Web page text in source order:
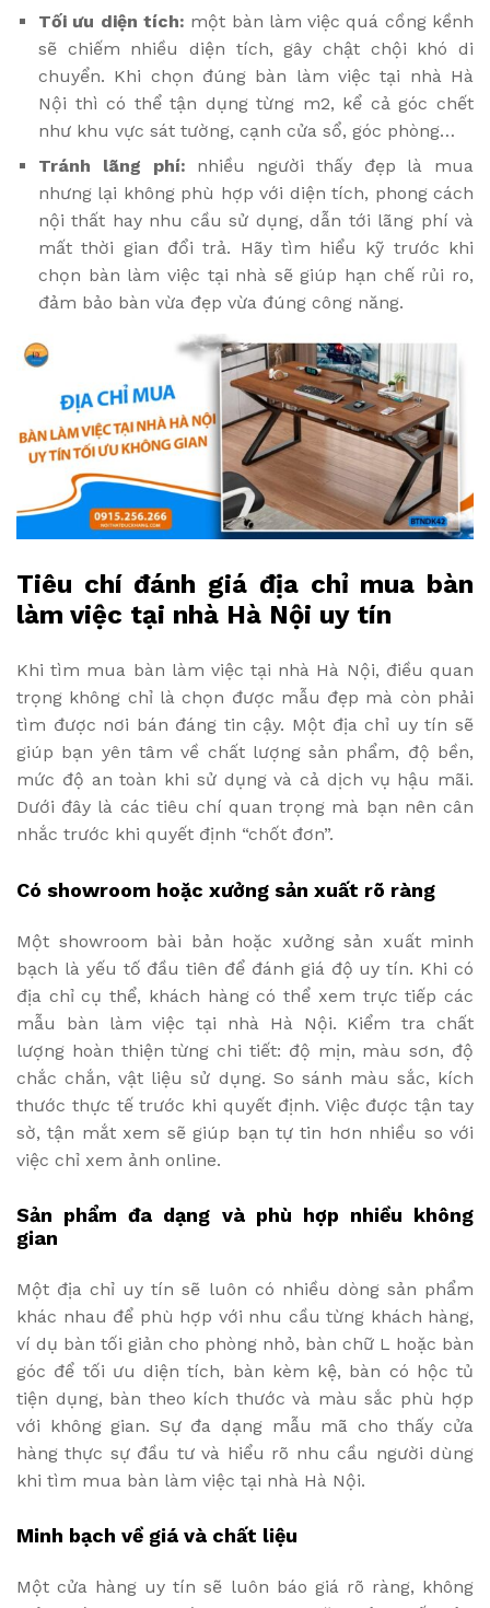
Tối ưu diện tích: một bàn làm việc quá cồng kềnh
sẽ chiếm nhiều diện tích, gây chật chội khó di
chuyển. Khi chọn đúng bàn làm việc tại nhà Hà
Nội thì có thể tận dụng từng m2, kể cả góc chết
như khu vực sát tường, cạnh cửa sổ, góc phòng…
Tránh lãng phí: nhiều người thấy đẹp là mua
nhưng lại không phù hợp với diện tích, phong cách
nội thất hay nhu cầu sử dụng, dẫn tới lãng phí và
mất thời gian đổi trả. Hãy tìm hiểu kỹ trước khi
chọn bàn làm việc tại nhà sẽ giúp hạn chế rủi ro,
đảm bảo bàn vừa đẹp vừa đúng công năng.
Tiêu chí đánh giá địa chỉ mua bàn
làm việc tại nhà Hà Nội uy tín
Khi tìm mua bàn làm việc tại nhà Hà Nội, điều quan
trọng không chỉ là chọn được mẫu đẹp mà còn phải
tìm được nơi bán đáng tin cậy. Một địa chỉ uy tín sẽ
giúp bạn yên tâm về chất lượng sản phẩm, độ bền,
mức độ an toàn khi sử dụng và cả dịch vụ hậu mãi.
Dưới đây là các tiêu chí quan trọng mà bạn nên cân
nhắc trước khi quyết định “chốt đơn”.
Có showroom hoặc xưởng sản xuất rõ ràng
Một showroom bài bản hoặc xưởng sản xuất minh
bạch là yếu tố đầu tiên để đánh giá độ uy tín. Khi có
địa chỉ cụ thể, khách hàng có thể xem trực tiếp các
mẫu bàn làm việc tại nhà Hà Nội. Kiểm tra chất
lượng hoàn thiện từng chi tiết: độ mịn, màu sơn, độ
chắc chắn, vật liệu sử dụng. So sánh màu sắc, kích
thước thực tế trước khi quyết định. Việc được tận tay
sờ, tận mắt xem sẽ giúp bạn tự tin hơn nhiều so với
việc chỉ xem ảnh online.
Sản phẩm đa dạng và phù hợp nhiều không
gian
Một địa chỉ uy tín sẽ luôn có nhiều dòng sản phẩm
khác nhau để phù hợp với nhu cầu từng khách hàng,
ví dụ bàn tối giản cho phòng nhỏ, bàn chữ L hoặc bàn
góc để tối ưu diện tích, bàn kèm kệ, bàn có hộc tủ
tiện dụng, bàn theo kích thước và màu sắc phù hợp
với không gian. Sự đa dạng mẫu mã cho thấy cửa
hàng thực sự đầu tư và hiểu rõ nhu cầu người dùng
khi tìm mua bàn làm việc tại nhà Hà Nội.
Minh bạch về giá và chất liệu
Một cửa hàng uy tín sẽ luôn báo giá rõ ràng, không